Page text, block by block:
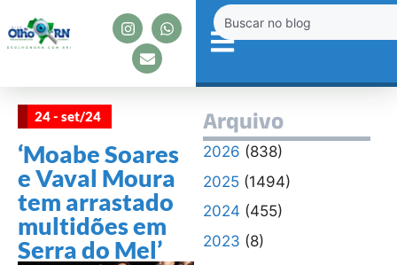
24 - set/24
‘Moabe Soares
e Vaval Moura
tem arrastado
multidões em
Serra do Mel’
Arquivo
2026 (838)
2025(1494)
2024 (455)
2023 (8)